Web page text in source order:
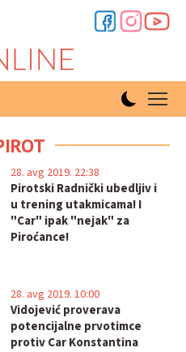
Pirotski Radnički ubedljiv i
u trening utakmicama! I
"Car" ipak "nejak" za
Piroćance!
28. avg 2019. 22:38
Vidojević proverava
potencijalne prvotimce
protiv Car Konstantina
28. avg 2019. 10:00